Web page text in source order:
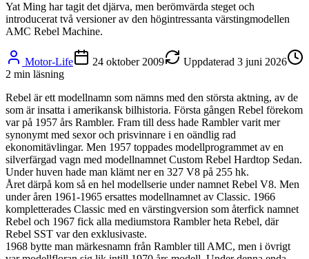
Yat Ming har tagit det djärva, men berömvärda steget och
introducerat två versioner av den högintressanta värstingmodellen
AMC Rebel Machine.
Motor-Life 24 oktober 2009 Uppdaterad 3 juni 2026
2 min läsning
Rebel är ett modellnamn som nämns med den största aktning, av de
som är insatta i amerikansk bilhistoria. Första gången Rebel förekom
var på 1957 års Rambler. Fram till dess hade Rambler varit mer
synonymt med sexor och prisvinnare i en oändlig rad
ekonomitävlingar. Men 1957 toppades modellprogrammet av en
silverfärgad vagn med modellnamnet Custom Rebel Hardtop Sedan.
Under huven hade man klämt ner en 327 V8 på 255 hk.
Året därpå kom så en hel modellserie under namnet Rebel V8. Men
under åren 1961-1965 ersattes modellnamnet av Classic. 1966
kompletterades Classic med en värstingversion som återfick namnet
Rebel och 1967 fick alla mediumstora Rambler heta Rebel, där
Rebel SST var den exklusivaste.
1968 bytte man märkesnamn från Rambler till AMC, men i övrigt